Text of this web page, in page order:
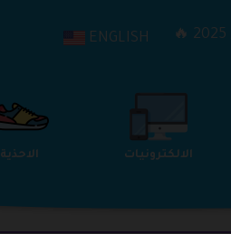
ENGLISH
الالكترونيات الامهات والاطفال